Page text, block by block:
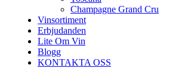
Champagne Grand Cru
Vinsortiment
Erbjudanden
Lite Om Vin
Blogg
KONTAKTA OSS